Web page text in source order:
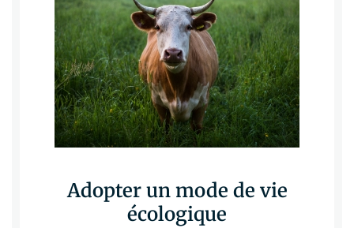
Adopter un mode de vie
écologique